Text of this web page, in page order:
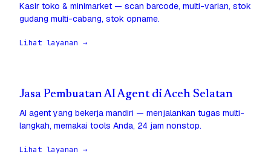
Kasir toko & minimarket — scan barcode, multi-varian, stok
gudang multi-cabang, stok opname.
Lihat layanan →
Jasa Pembuatan AI Agent di Aceh Selatan
AI agent yang bekerja mandiri — menjalankan tugas multi-
langkah, memakai tools Anda, 24 jam nonstop.
Lihat layanan →